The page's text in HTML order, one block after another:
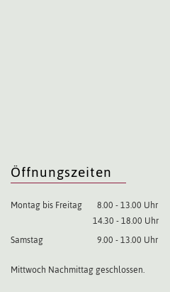
Öffnungszeiten
Montag bis Freitag
8.00 - 13.00 Uhr
14.30 - 18.00 Uhr
Samstag
9.00 - 13.00 Uhr
Mittwoch Nachmittag geschlossen.